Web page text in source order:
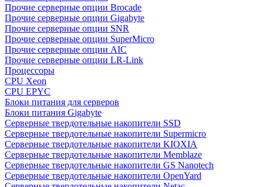
Прочие серверные опции Brocade
Прочие серверные опции Gigabyte
Прочие серверные опции SNR
Прочие серверные опции SuperMicro
Прочие серверные опции AIC
Прочие серверные опции LR-Link
Процессоры
CPU Xeon
CPU EPYC
Блоки питания для серверов
Блоки питания Gigabyte
Серверные твердотельные накопители SSD
Cерверные твердотельные накопители Supermicro
Cерверные твердотельные накопители KIOXIA
Cерверные твердотельные накопители Memblaze
Cерверные твердотельные накопители GS Nanotech
Серверные твердотельные накопители OpenYard